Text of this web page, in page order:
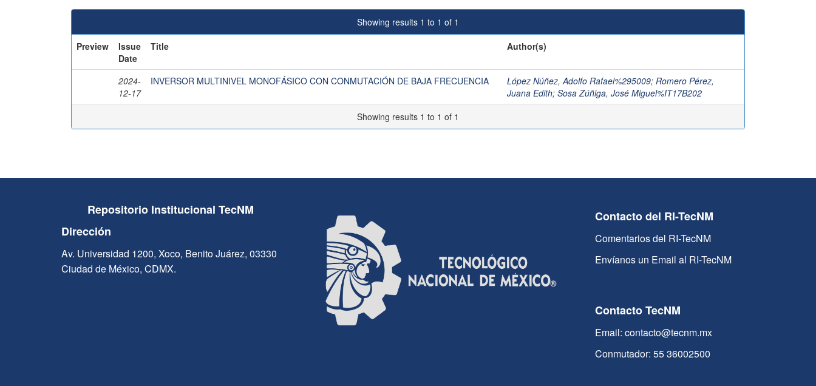
Showing results 1 to 1 of 1
Preview
Issue
Date
Title Author(s)
2024-
12-17
INVERSOR MULTINIVEL MONOFÁSICO CON CONMUTACIÓN DE BAJA FRECUENCIA López Núñez, Adolfo Rafael%295009; Romero Pérez,
Juana Edith; Sosa Zúñiga, José Miguel%IT17B202
Showing results 1 to 1 of 1
Repositorio Institucional TecNM
Dirección
Av. Universidad 1200, Xoco, Benito Juárez, 03330
Ciudad de México, CDMX.
Contacto del RI-TecNM
Comentarios del RI-TecNM
Envíanos un Email al RI-TecNM
Contacto TecNM
Email: contacto@tecnm.mx
Conmutador: 55 36002500